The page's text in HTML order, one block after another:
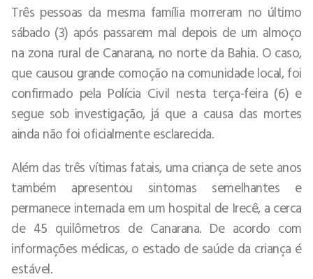
Três pessoas da mesma família morreram no último
sábado (3) após passarem mal depois de um almoço
na zona rural de Canarana, no norte da Bahia. O caso,
que causou grande comoção na comunidade local, foi
confirmado pela Polícia Civil nesta terça-feira (6) e
segue sob investigação, já que a causa das mortes
ainda não foi oficialmente esclarecida.
Além das três vítimas fatais, uma criança de sete anos
também apresentou sintomas semelhantes e
permanece internada em um hospital de Irecê, a cerca
de 45 quilômetros de Canarana. De acordo com
informações médicas, o estado de saúde da criança é
estável.